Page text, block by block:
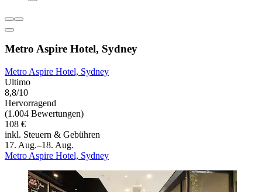
Metro Aspire Hotel, Sydney
Metro Aspire Hotel, Sydney
Ultimo
8,8/10
Hervorragend
(1.004 Bewertungen)
108 €
inkl. Steuern & Gebühren
17. Aug.–18. Aug.
Metro Aspire Hotel, Sydney